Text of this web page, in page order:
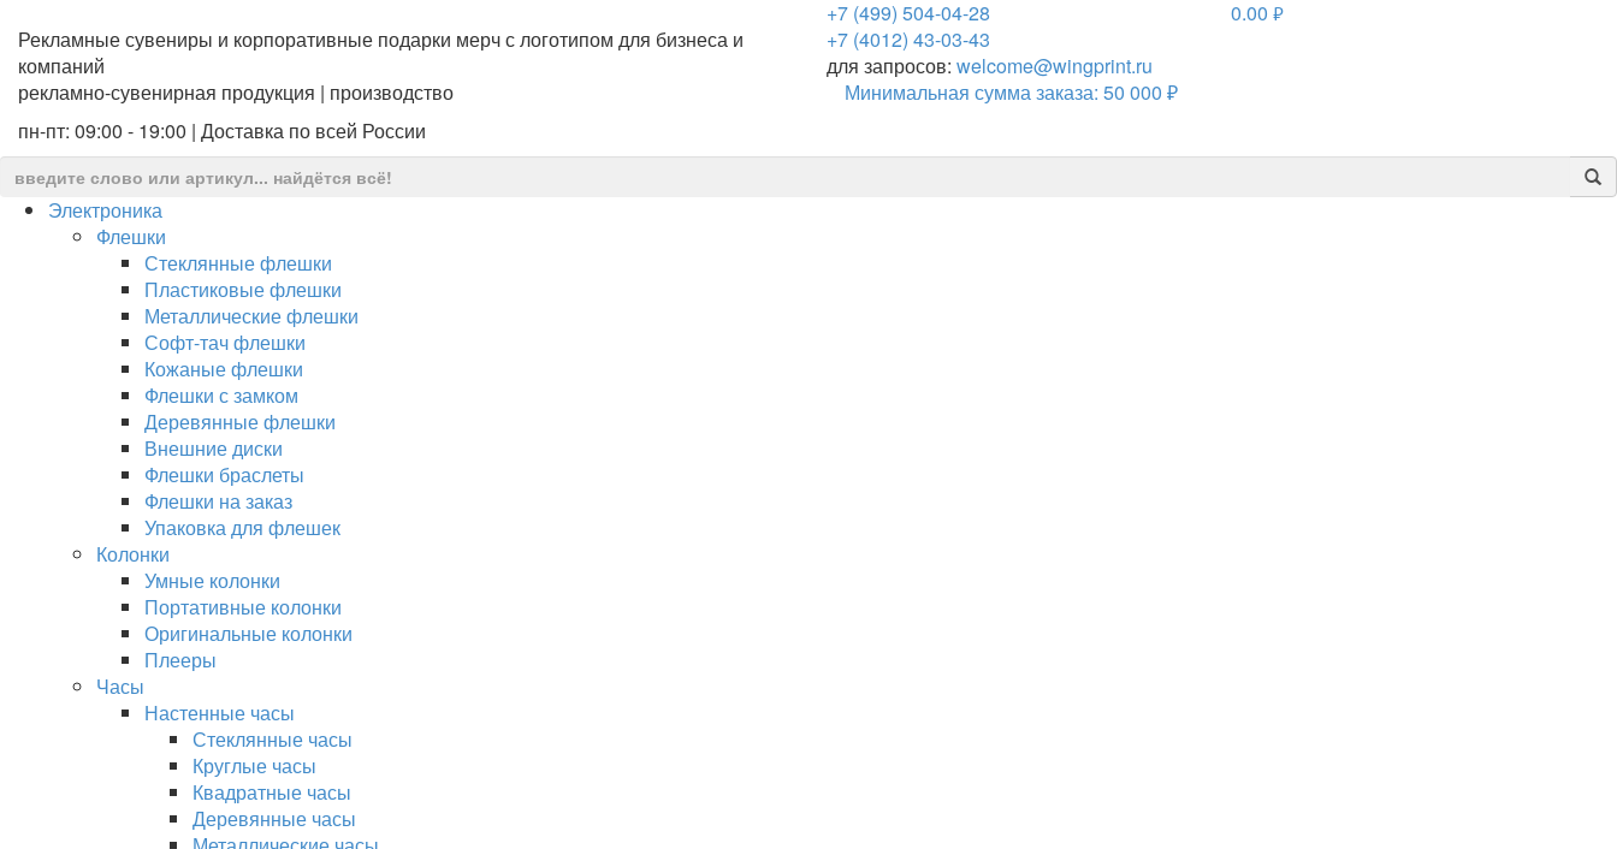
Рекламные сувениры и корпоративные подарки мерч с логотипом для бизнеса и
компаний
рекламно-сувенирная продукция | производство
пн-пт: 09:00 - 19:00 | Доставка по всей России
+7 (499) 504-04-28
+7 (4012) 43-03-43
для запросов: welcome@wingprint.ru
Минимальная сумма заказа: 50 000 ₽
0.00 руб.
Электроника
Флешки
Стеклянные флешки
Пластиковые флешки
Металлические флешки
Софт-тач флешки
Кожаные флешки
Флешки с замком
Деревянные флешки
Внешние диски
Флешки браслеты
Флешки на заказ
Упаковка для флешек
Колонки
Умные колонки
Портативные колонки
Оригинальные колонки
Плееры
Часы
Настенные часы
Стеклянные часы
Круглые часы
Квадратные часы
Деревянные часы